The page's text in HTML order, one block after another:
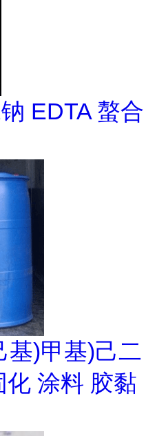
EDTA 螯合
基)甲基)己二
涂料 胶黏